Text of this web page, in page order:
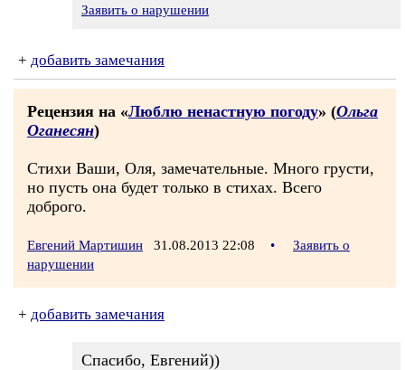
Заявить о нарушении
+ добавить замечания
Рецензия на «Люблю ненастную погоду» (Ольга
Оганесян)
Стихи Ваши, Оля, замечательные. Много грусти,
но пусть она будет только в стихах. Всего
доброго.
Евгений Мартишин 31.08.2013 22:08 •
Заявить о
нарушении
+ добавить замечания
Спасибо, Евгений))